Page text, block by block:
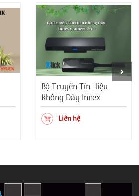
Bộ Truyền Tín Hiệu
Không Dây Innex
Connect Pro+
Liên hệ